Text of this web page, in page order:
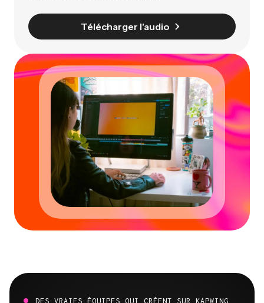
Télécharger l'audio
DES VRAIES ÉQUIPES QUI CRÉENT SUR KAPWING